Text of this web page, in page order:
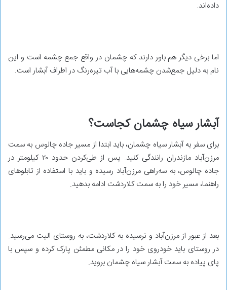
داده‌اند.
اما برخی دیگر هم باور دارند که چشمان در واقع جمع چشمه است و این
نام به دلیل جمع‌شدن چشمه‌هایی با آب تیره‌رنگ در اطراف آبشار است.
آبشار سیاه چشمان کجاست؟
برای سفر به آبشار سیاه چشمان، باید ابتدا از مسیر جاده چالوس به سمت
مرزن‌آباد مازندران رانندگی کنید. پس از طی‌کردن حدود ۲۰ کیلومتر در
جاده چالوس، به سه‌راهی مرزن‌آباد رسیده و باید با استفاده از تابلوهای
راهنما، مسیر خود را به سمت کلاردشت ادامه بدهید.
بعد از عبور از مرزن‌آباد و نرسیده به کلاردشت، به روستای الیت می‌رسید.
در روستای باید خودروی خود را در مکانی مطمئن پارک کرده و سپس با
پای پیاده به سمت آبشار سیاه چشمان بروید.